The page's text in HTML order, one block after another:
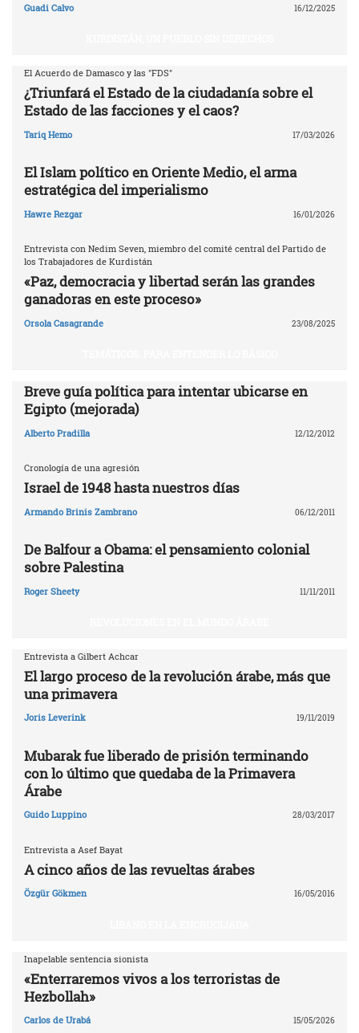
Guadi Calvo 16/12/2025
El Acuerdo de Damasco y las "FDS"
¿Triunfará el Estado de la ciudadanía sobre el
Estado de las facciones y el caos?
Tariq Hemo 17/03/2026
El Islam político en Oriente Medio, el arma
estratégica del imperialismo
Hawre Rezgar 16/01/2026
Entrevista con Nedim Seven, miembro del comité central del Partido de
los Trabajadores de Kurdistán
«Paz, democracia y libertad serán las grandes
ganadoras en este proceso»
Orsola Casagrande 23/08/2025
Breve guía política para intentar ubicarse en
Egipto (mejorada)
Alberto Pradilla 12/12/2012
Cronología de una agresión
Israel de 1948 hasta nuestros días
Armando Brinis Zambrano 06/12/2011
De Balfour a Obama: el pensamiento colonial
sobre Palestina
Roger Sheety 11/11/2011
Entrevista a Gilbert Achcar
El largo proceso de la revolución árabe, más que
una primavera
Joris Leverink 19/11/2019
Mubarak fue liberado de prisión terminando
con lo último que quedaba de la Primavera
Árabe
Guido Luppino 28/03/2017
Entrevista a Asef Bayat
A cinco años de las revueltas árabes
Özgür Gökmen 16/05/2016
Inapelable sentencia sionista
«Enterraremos vivos a los terroristas de
Hezbollah»
Carlos de Urabá 15/05/2026